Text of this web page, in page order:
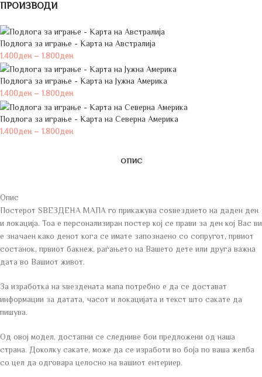
ПРОИЗВОДИ
Подлога за играње - Карта на Австралија
1.400ден – 1.800ден
Подлога за играње - Карта на Јужна Америка
1.400ден– 1.800ден
Подлога за играње - Карта на Северна Америка
1.400ден – 1.800ден
ОПИС
Опис
Постерот ЅВЕЗДЕНА МАПА го прикажува соѕвездието на даден ден
и локација. Тоа е персонализиран постер кој се прави за ден кој Вас ви
е значаен како денот кога се имате запознаено со сопругот, првиот
состанок, првиот бакнеж, раѓањето на Вашето дете или друга важна
дата во Вашиот живот.
За изработка на ѕвездената мапа потребно е да се достават
информации за датата, часот и локацијата и текст што сакате да
пишува.
Од овој модел, достапни се следниве бои предложени од наша
страна. Доколку сакате, може да се изработи во боја по ваша желба
со цел да одговара целосно на вашиот ентериер.